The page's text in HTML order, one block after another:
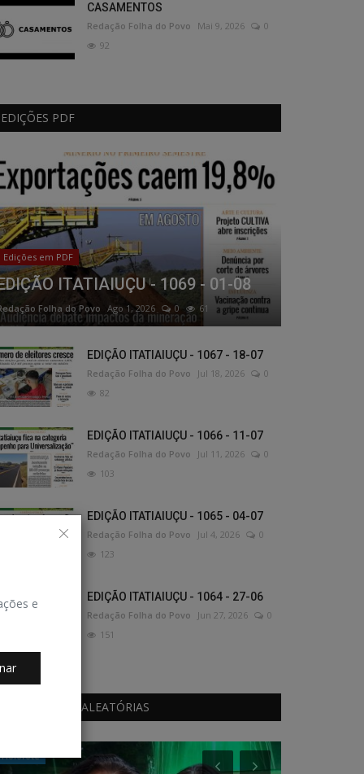
e
CASAMENTOS
Redação Folha do Povo Mai 9, 2026
0
92
EDIÇÕES PDF
Edições em PDF
ITATIAIUÇU - 1069 - 01-08
Folha do Povo Ago 1, 2026 0 61
EDIÇÃO ITATIAIUÇU - 1067 - 18-07
Redação Folha do Povo Jul 18, 2026
0
82
EDIÇÃO ITATIAIUÇU - 1066 - 11-07
Redação Folha do Povo Jul 11, 2026
0
103
EDIÇÃO ITATIAIUÇU - 1065 - 04-07
Redação Folha do Povo Jul 4, 2026
0
123
EDIÇÃO ITATIAIUÇU - 1064 - 27-06
Redação Folha do Povo Jun 27, 2026
0
151
PUBLICAÇÕES ALEATÓRIAS
Holofote